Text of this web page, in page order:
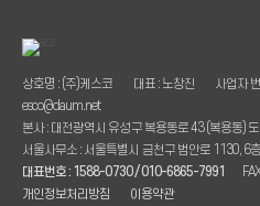
상호명 : (주)케스코 대표 : 노창진 사업자
esco@daum.net
본사 : 대전광역시 유성구 복용동로 43 (복용동)
서울사무소 : 서울특별시 금천구 범안로 1130, 6
대표번호 : 1588-0730 / 010-6865-7991
개인정보처리방침
이용약관